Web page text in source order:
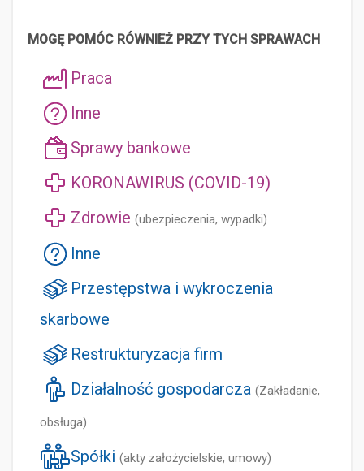
MOGĘ POMÓC RÓWNIEŻ PRZY TYCH SPRAWACH
Praca
Inne
Sprawy bankowe
KORONAWIRUS (COVID-19)
Zdrowie (ubezpieczenia, wypadki)
Inne
Przestępstwa i wykroczenia
skarbowe
Restrukturyzacja firm
Działalność gospodarcza (Zakładanie,
obsługa)
Spółki (akty założycielskie, umowy)